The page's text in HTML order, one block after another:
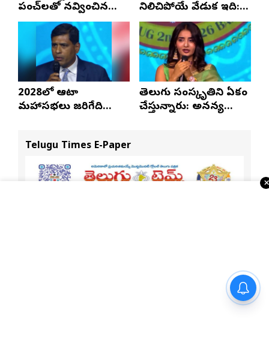
పంచ్‌లతో నవ్వించిన
నవీన్ పోలిశెట్టి
నిలిచిపోయే వేడుక ఇది:
శ్రీధర్ బానాల
2028లో ఆటా
మహాసభలు జరిగేది
తెలుగు సంస్కృతిని ఏకం
చేస్తున్నారు: అనన్య
Telugu Times E-Paper